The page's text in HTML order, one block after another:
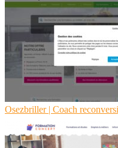
Osezbriller | Coach